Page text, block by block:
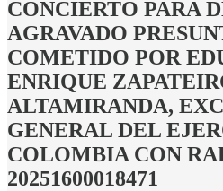
CONCIERTO PARA
AGRAVADO
COMETIDO POR
ENRIQUE
ALTAMIRANDA,
GENERAL DEL
COLOMBIA CON
20251600018471